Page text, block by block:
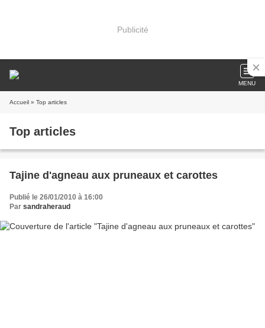
Publicité
MENU
Accueil » Top articles
Top articles
Tajine d'agneau aux pruneaux et carottes
Publié le 26/01/2010 à 16:00
Par sandraheraud